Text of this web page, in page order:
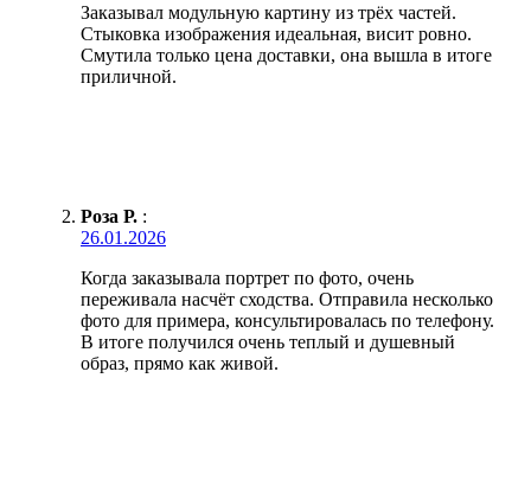
Заказывал модульную картину из трёх частей.
Стыковка изображения идеальная, висит ровно.
Смутила только цена доставки, она вышла в итоге
приличной.
Роза Р. :
26.01.2026
Когда заказывала портрет по фото, очень
переживала насчёт сходства. Отправила несколько
фото для примера, консультировалась по телефону.
В итоге получился очень теплый и душевный
образ, прямо как живой.